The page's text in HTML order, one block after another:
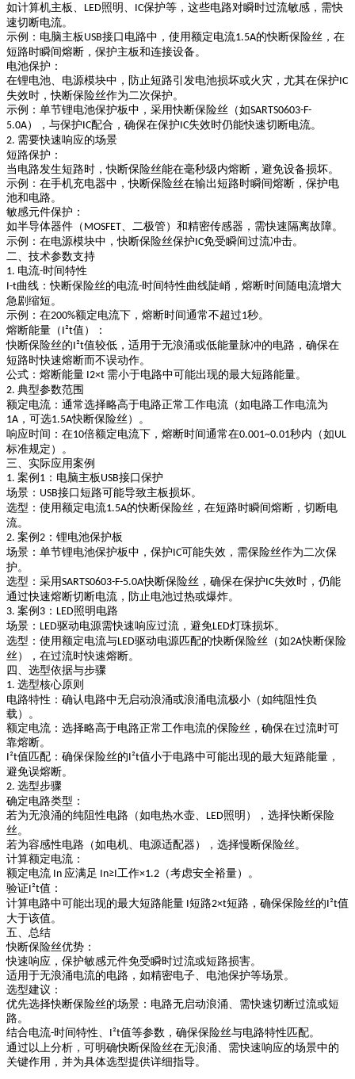
如计算机主板、
LED照明、 IC保护等，这些电路对瞬时过流敏感，需快
速切断电流。
示例 ：电脑主板 USB接口电路中，使用额定电流1.5A的快断保险丝，在
短路时瞬间熔断，保护主板和连接设备。
电池保护 ：
在锂电池、电源模块中，防止短路引发电池损坏或火灾，尤其在保护 IC
失效时，快断保险丝作为二次保护。
示例 ：单节锂电池保护板中，采用快断保险丝（如SARTS0603-F-
5.0A），与保护 IC配合，确保在保护 IC失效时仍能快速切断电流。
2. 需要快速响应的场景
短路保护 ：
当电路发生短路时，快断保险丝能在毫秒级内熔断，避免设备损坏。
示例 ：在手机充电器中，快断保险丝在输出短路时瞬间熔断，保护电
池和电路。
敏感元件保护 ：
如半导体器件（ MOSFET 、二极管）和精密传感器，需快速隔离故障。
示例 ：在电源模块中，快断保险丝保护 IC免受瞬间过流冲击。
二、技术参数支持
1. 电流-时间特性
I-t曲线 ：快断保险丝的电流-时间特性曲线陡峭，熔断时间随电流增大
急剧缩短。
示例 ：在200%额定电流下，熔断时间通常不超过1秒。
熔断能量（ I²t值）
：
快断保险丝的 I²t值较低，适用于无浪涌或低能量脉冲的电路，确保在
短路时快速熔断而不误动作。
公式 ：熔断能量 2×t 需小于电路中可能出现的最大短路能量。
2. 典型参数范围
额定电流 ：通常选择略高于电路正常工作电流（如电路工作电流为
1A ，可选1.5A快断保险丝）。
响应时间 ：在10倍额定电流下，熔断时间通常在0.001~0.01秒内（如UL
标准规定）。
三、实际应用案例
1. 案例 1 ：电脑主板 USB接口保护
场景 ： USB接口短路可能导致主板损坏。
选型 ：使用额定电流1.5A的快断保险丝，在短路时瞬间熔断，切断电
流。
2. 案例 2 ：锂电池保护板
场景 ：单节锂电池保护板中，保护 IC可能失效，需保险丝作为二次保
护。
选型 ：采用SARTS0603-F-5.0A快断保险丝，确保在保护 IC失效时，仍能
通过快速熔断切断电流，防止电池过热或爆炸。
3. 案例 3 ： LED照明电路
场景 ： LED驱动电源需快速响应过流，避免LED灯珠损坏。
选型 ：使用额定电流与LED驱动电源匹配的快断保险丝（如2A快断保险
丝），在过流时快速熔断。
四、选型依据与步骤
1. 选型核心原则
电路特性 ：确认电路中无启动浪涌或浪涌电流极小（如纯阻性负
载）。
额定电流 ：选择略高于电路正常工作电流的保险丝，确保在过流时可
靠熔断。
I²t值匹配 ：确保保险丝的 I²t值小于电路中可能出现的最大短路能量，
避免误熔断。
2. 选型步骤
确定电路类型 ：
若为无浪涌的纯阻性电路（如电热水壶、
LED照明），选择快断保险
丝。
若为容感性电路（如电机、电源适配器），选择慢断保险丝。
计算额定电流 ：
额定电流 In 应满足 In​≥ 工作​×1.2 （考虑安全裕量）。
验证 I²t值 ：
计算电路中可能出现的最大短路能量 短路2​×t短路 ，确保保险丝的 I²t值
大于该值。
五、总结
快断保险丝优势 ：
快速响应，保护敏感元件免受瞬时过流或短路损害。
适用于无浪涌电流的电路，如精密电子、电池保护等场景。
选型建议 ：
优先选择快断保险丝的场景：电路无启动浪涌、需快速切断过流或短
路。
结合电流-时间特性、 I²t值等参数，确保保险丝与电路特性匹配。
通过以上分析，可明确快断保险丝在无浪涌、需快速响应的场景中的
关键作用，并为具体选型提供详细指导。